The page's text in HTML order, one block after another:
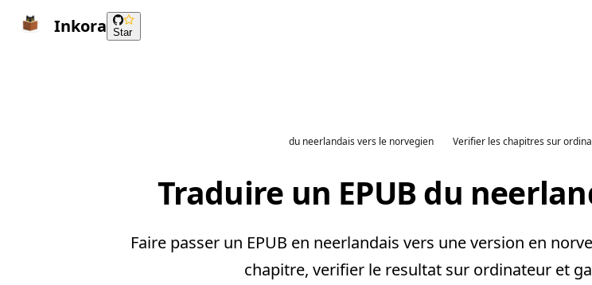
Inkora Star
du neerlandais vers le norvegien Verifier les chapitres sur
Traduire un EPUB du
Faire passer un EPUB en neerlandais vers une version en
chapitre, verifier le resultat sur ordinateur et